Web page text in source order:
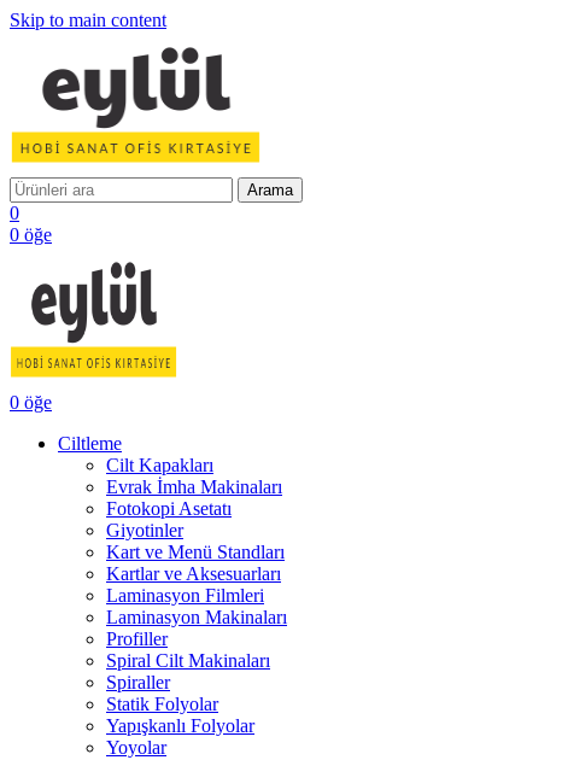
Skip to main content
Arama
0
0 öğe
0 öğe
Ciltleme
Cilt Kapakları
Evrak İmha Makinaları
Fotokopi Asetatı
Giyotinler
Kart ve Menü Standları
Kartlar ve Aksesuarları
Laminasyon Filmleri
Laminasyon Makinaları
Profiller
Spiral Cilt Makinaları
Spiraller
Statik Folyolar
Yapışkanlı Folyolar
Yoyolar